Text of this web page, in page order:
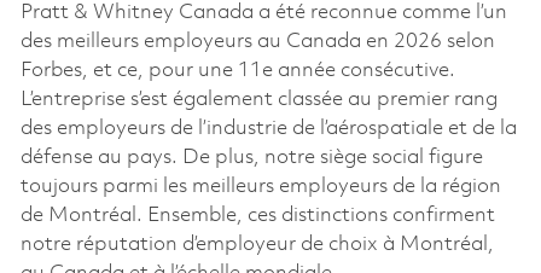
Pratt & Whitney Canada a été reconnue comme l’un
des meilleurs employeurs au Canada en 2026 selon
Forbes, et ce, pour une 11e année consécutive.
L’entreprise s’est également classée au premier rang
des employeurs de l’industrie de l’aérospatiale et de la
défense au pays. De plus, notre siège social figure
toujours parmi les meilleurs employeurs de la région
de Montréal. Ensemble, ces distinctions confirment
notre réputation d’employeur de choix à Montréal,